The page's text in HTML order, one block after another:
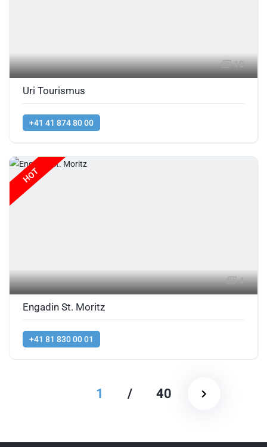
10
Uri Tourismus
+41 41 874 80 00
HOT
4
Engadin St. Moritz
+41 81 830 00 01
1 / 40